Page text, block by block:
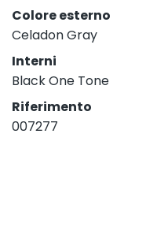
Colore esterno
Celadon Gray
Interni
Black One Tone
Riferimento
007277